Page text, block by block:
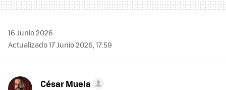
16 Junio 2026
Actualizado 17 Junio 2026, 17:59
César Muela